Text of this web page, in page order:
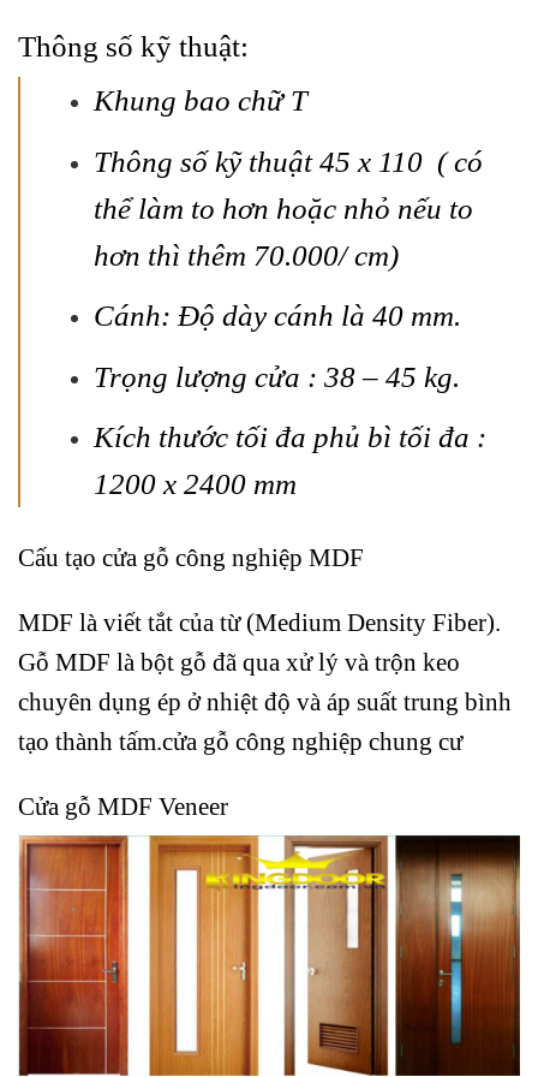
Thông số kỹ thuật:
Khung bao chữ T
Thông số kỹ thuật 45 x 110 ( có
thể làm to hơn hoặc nhỏ nếu to
hơn thì thêm 70.000/ cm)
Cánh: Độ dày cánh là 40 mm.
Trọng lượng cửa : 38 – 45 kg.
Kích thước tối đa phủ bì tối đa :
1200 x 2400 mm
Cấu tạo cửa gỗ công nghiệp MDF
MDF là viết tắt của từ (Medium Density Fiber).
Gỗ MDF là bột gỗ đã qua xử lý và trộn keo
chuyên dụng ép ở nhiệt độ và áp suất trung bình
tạo thành tấm.cửa gỗ công nghiệp chung cư
Cửa gỗ MDF Veneer